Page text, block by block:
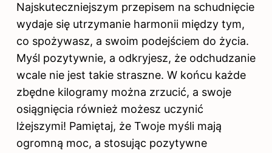
Najskuteczniejszym przepisem na schudnięcie
wydaje się utrzymanie harmonii między tym,
co spożywasz, a swoim podejściem do życia.
Myśl pozytywnie, a odkryjesz, że odchudzanie
wcale nie jest takie straszne. W końcu każde
zbędne kilogramy można zrzucić, a swoje
osiągnięcia również możesz uczynić
lżejszymi! Pamiętaj, że Twoje myśli mają
ogromną moc, a stosując pozytywne